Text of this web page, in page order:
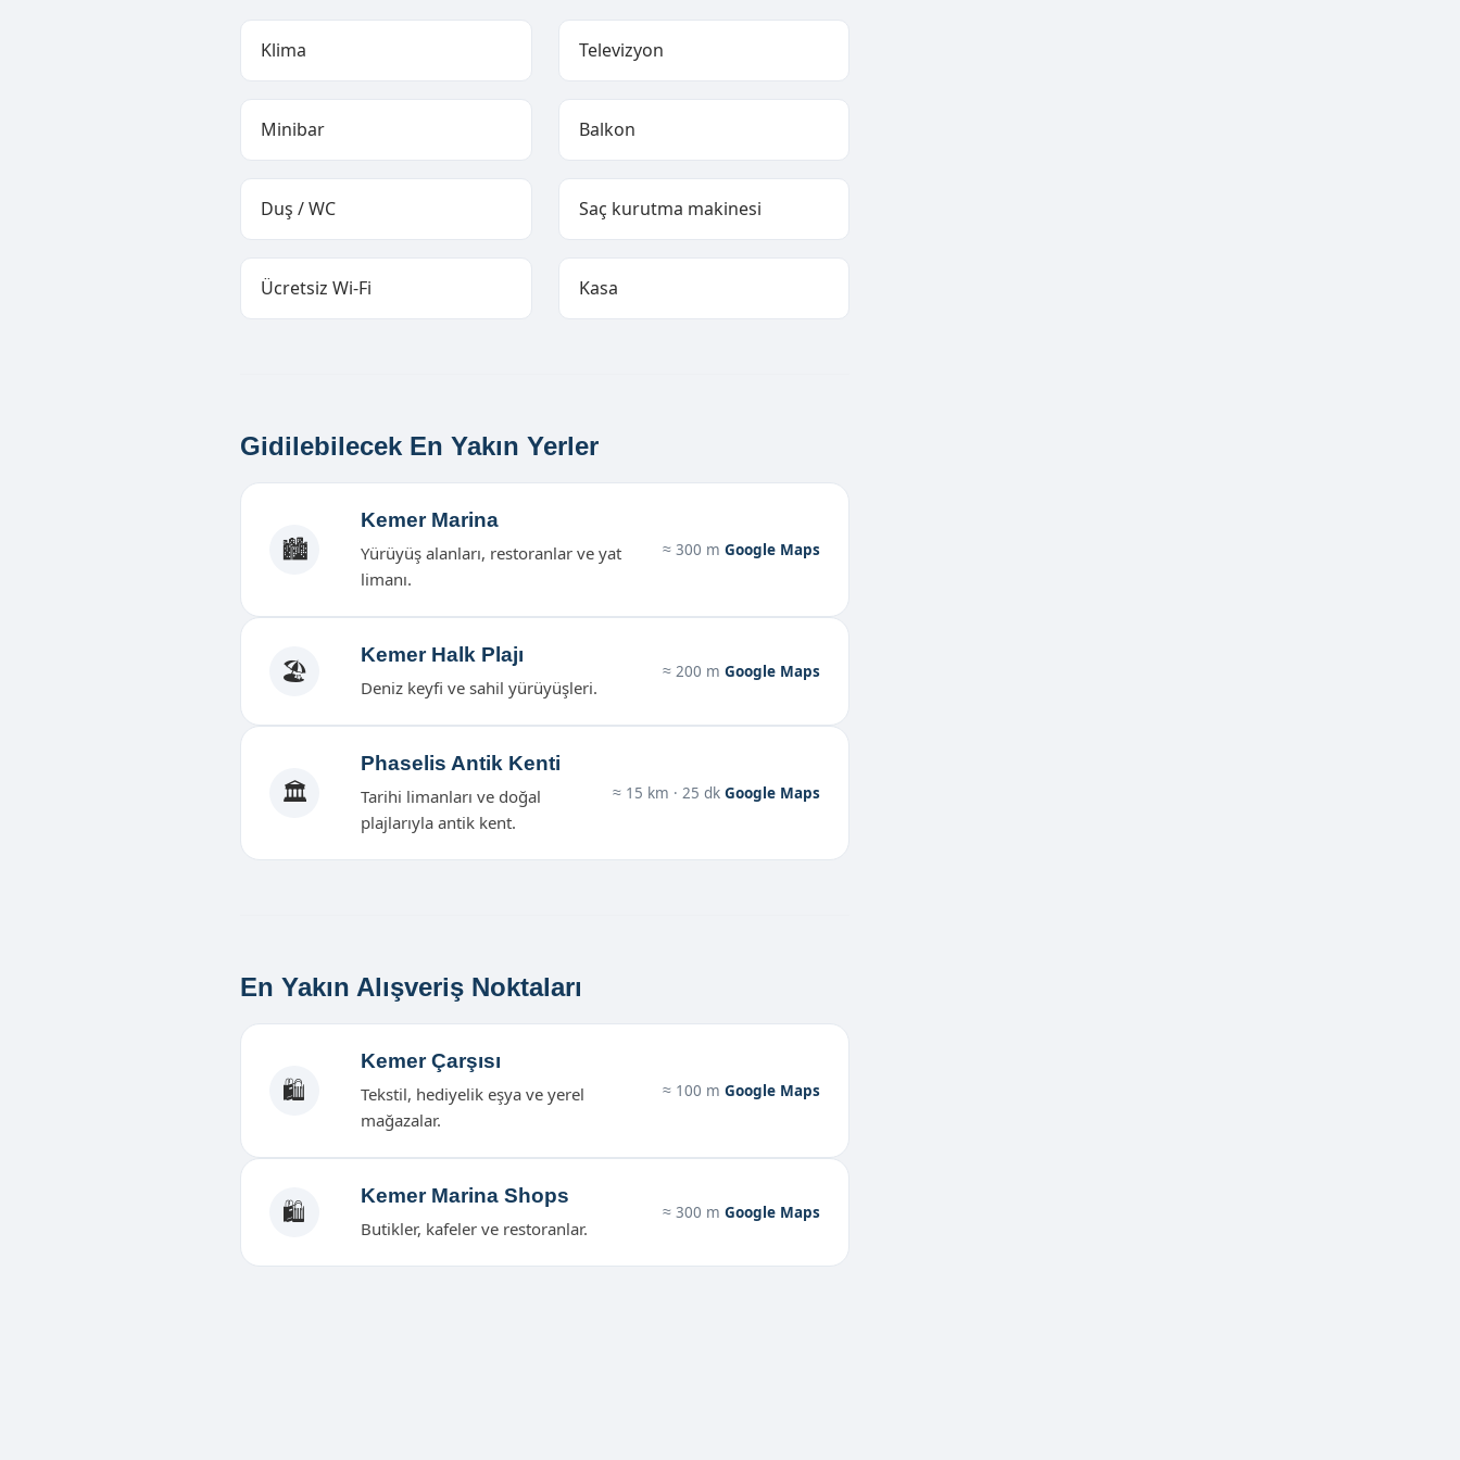
Klima Televizyon
Minibar Balkon
Duş / WC Saç kurutma makinesi
Ücretsiz Wi-Fi Kasa
Gidilebilecek En Yakın Yerler
🏙️
Kemer Marina
Yürüyüş alanları, restoranlar ve yat
limanı.
≈ 300 m Google Maps
🏖️ Kemer Halk Plajı
Deniz keyfi ve sahil yürüyüşleri.
≈ 200 m Google Maps
🏛️
Phaselis Antik Kenti
Tarihi limanları ve doğal
plajlarıyla antik kent.
≈ 15 km · 25 dk Google Maps
En Yakın Alışveriş Noktaları
🛍️
Kemer Çarşısı
Tekstil, hediyelik eşya ve yerel
mağazalar.
≈ 100 m Google Maps
🛍️ Kemer Marina Shops
Butikler, kafeler ve restoranlar.
≈ 300 m Google Maps